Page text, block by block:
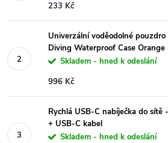
233 Kč
Univerzální voděodolné
Diving Waterproof Case Orange
Skladem - hned k odeslání
996 Kč
Rychlá USB-C nabíječka do
+ USB-C kabel
Skladem - hned k odeslání